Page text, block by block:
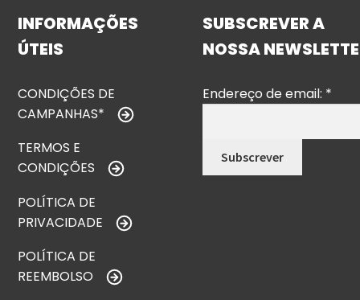
INFORMAÇÕES
ÚTEIS
CONDIÇÕES DE
CAMPANHAS*
TERMOS E
CONDIÇÕES
POLÍTICA DE
PRIVACIDADE
POLÍTICA DE
REEMBOLSO
SUBSCREVER A
NOSSA
Endereço de email: *